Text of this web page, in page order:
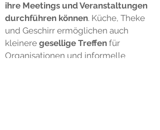
ihre Meetings und Veranstaltungen
durchführen können. Küche, Theke
und Geschirr ermöglichen auch
kleinere gesellige Treffen für
Organisationen und informelle